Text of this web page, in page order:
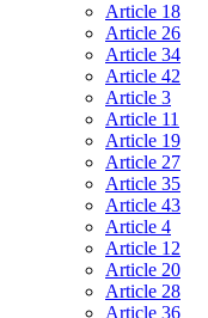
Article 18
Article 26
Article 34
Article 42
Article 3
Article 11
Article 19
Article 27
Article 35
Article 43
Article 4
Article 12
Article 20
Article 28
Article 36